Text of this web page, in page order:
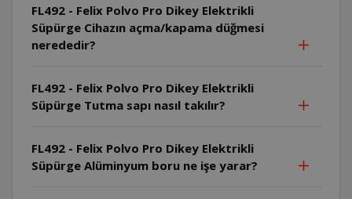
FL492 - Felix Polvo Pro Dikey Elektrikli
Süpürge Cihazın açma/kapama düğmesi
nerededir?
FL492 - Felix Polvo Pro Dikey Elektrikli
Süpürge Tutma sapı nasıl takılır?
FL492 - Felix Polvo Pro Dikey Elektrikli
Süpürge Alüminyum boru ne işe yarar?